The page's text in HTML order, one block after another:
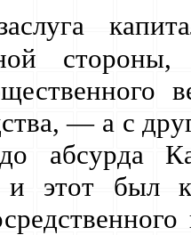
стороны,
— а с
до абсурда
и этот был